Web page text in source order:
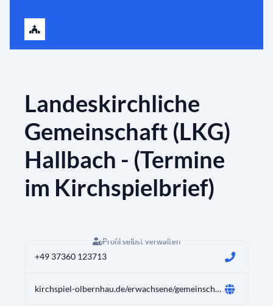
Landeskirchliche
Gemeinschaft (LKG)
Hallbach - (Termine
im Kirchspielbrief)
Profil selbst verwalten
+49 37360 123713
kirchspiel-olbernhau.de/erwachsene/gemeinschaftsstunde